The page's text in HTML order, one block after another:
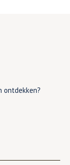
ontdekken?